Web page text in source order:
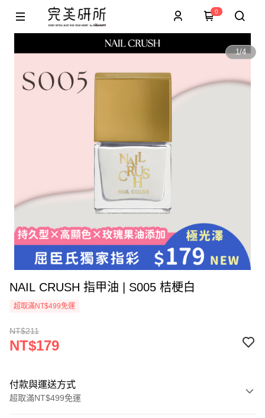
0
1/4
NAIL CRUSH 指甲油 | S005 桔梗白
超取滿NT$499免運
NT$211
NT$179
付款與運送方式
超取滿NT$499免運